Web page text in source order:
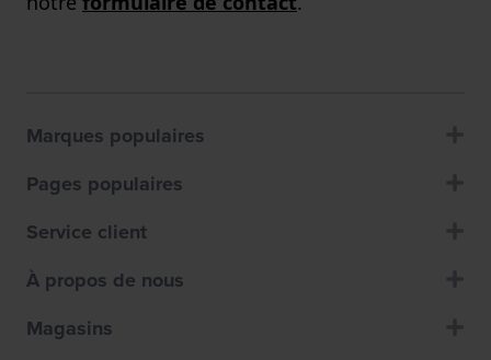
Marques populaires
Pages populaires
Service client
À propos de nous
Magasins